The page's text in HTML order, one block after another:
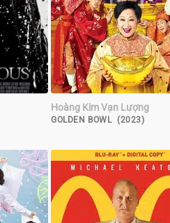
Hoàng Kim Vạn Lượng
GOLDEN BOWL (2023)